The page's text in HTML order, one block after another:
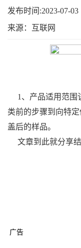
发布时间:2023-07-03
来源：互联网
1、产品适用范围
类前的步骤到向特
盖后的样品。
文章到此就分享
广告